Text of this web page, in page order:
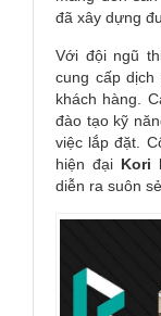
đã xây dựng
Với đội ngũ
cung cấp
khách hàng.
đào tạo kỹ
việc lắp đặt.
hiện đại Kori
diễn ra suôn